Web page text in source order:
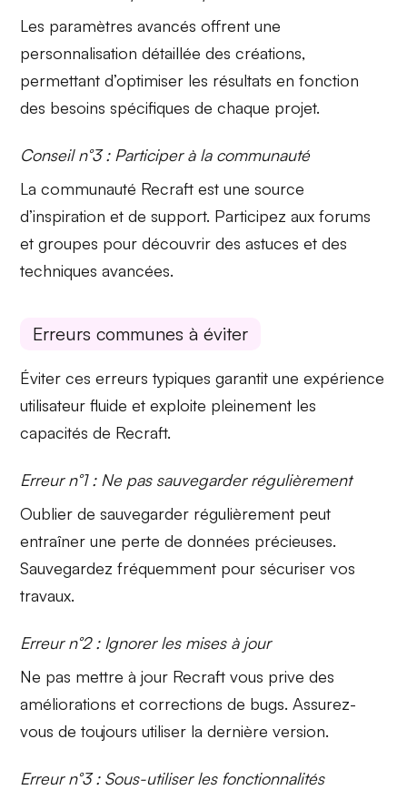
Les paramètres avancés offrent une
personnalisation détaillée des créations,
permettant d’optimiser les résultats en fonction
des besoins spécifiques de chaque projet.
Conseil n°3 : Participer à la communauté
Lacommunauté Recraft est une source
d’inspiration et de support. Participez aux forums
et groupes pour découvrir des astuces et des
techniques avancées.
Erreurs communes à éviter
Éviter ces erreurs typiques garantit uneexpérience
utilisateur fluide et exploite pleinement les
capacités de Recraft.
Erreur n°1 : Ne pas sauvegarder régulièrement
Oublier desauvegarder régulièrement peut
entraîner une perte de données précieuses.
Sauvegardez fréquemment pour sécuriser vos
travaux.
Erreur n°2 : Ignorer les mises à jour
Ne pas mettre à jour Recraft vous prive des
améliorations et corrections de bugs. Assurez-
vous de toujours utiliser la dernière version.
Erreur n°3 : Sous-utiliser les fonctionnalités